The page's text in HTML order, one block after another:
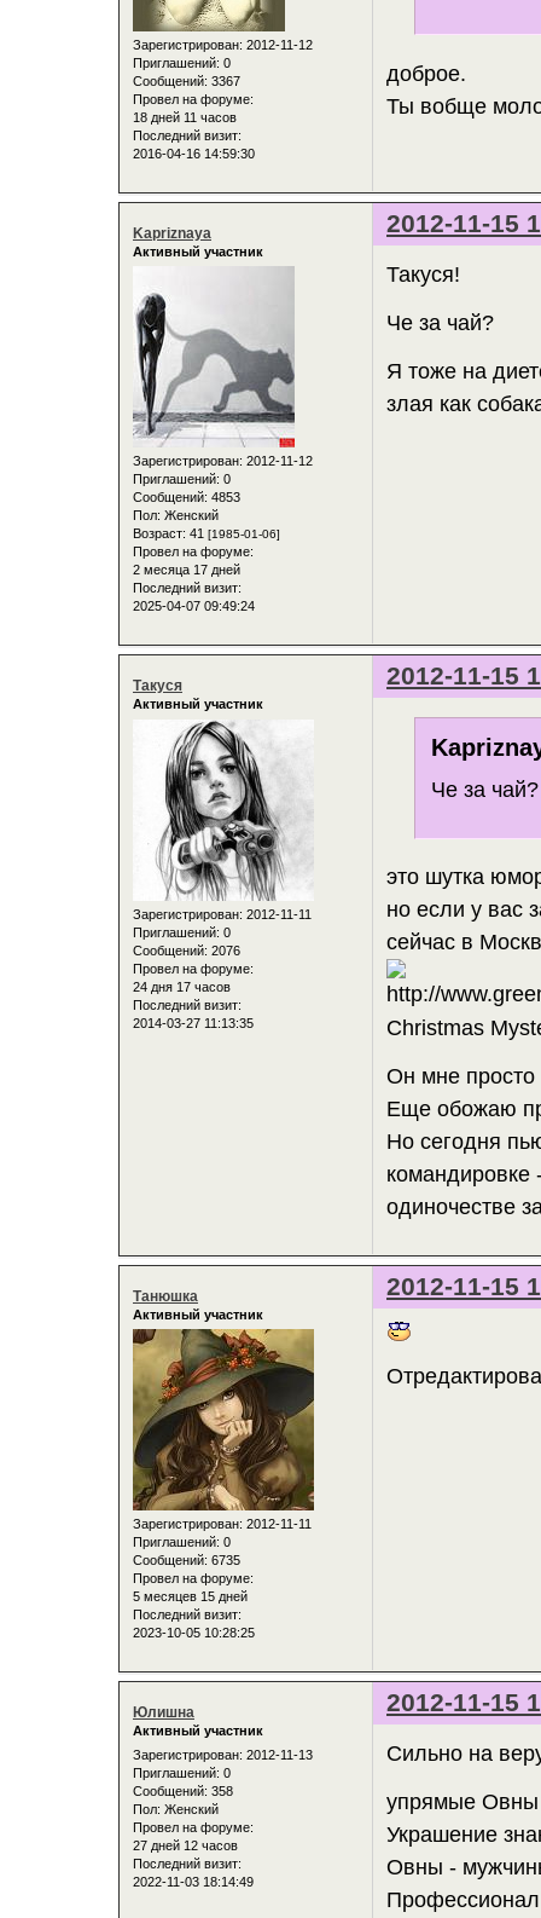
Зарегистрирован: 2012-11-12
Приглашений: 0
Сообщений: 3367
Провел на форуме:
18 дней 11 часов
Последний визит:
2016-04-16 14:59:30
доброе.
Ты вобще
2012-11-15
Kapriznaya
Активный участник
Зарегистрирован: 2012-11-12
Приглашений: 0
Сообщений: 4853
Пол: Женский
Возраст: 41 [1985-01-06]
Провел на форуме:
2 месяца 17 дней
Последний визит:
2025-04-07 09:49:24
Такуся!
Че за чай?
Я тоже на
злая как
2012-11-15
Такуся
Активный участник
Зарегистрирован: 2012-11-11
Приглашений: 0
Сообщений: 2076
Провел на форуме:
24 дня 17 часов
Последний визит:
2014-03-27 11:13:35
Че за чай?
это шутка
но если у вас
сейчас в
Christmas
Он мне просто
Еще обожаю
Но сегодня
командировке
одиночестве
2012-11-15
Танюшка
Активный участник
Зарегистрирован: 2012-11-11
Приглашений: 0
Сообщений: 6735
Провел на форуме:
5 месяцев 15 дней
Последний визит:
2023-10-05 10:28:25
2012-11-15
Юлишна
Активный участник
Зарегистрирован: 2012-11-13
Приглашений: 0
Сообщений: 358
Пол: Женский
Провел на форуме:
27 дней 12 часов
Последний визит:
2022-11-03 18:14:49
Сильно на
упрямые Овны
Украшение
Овны -